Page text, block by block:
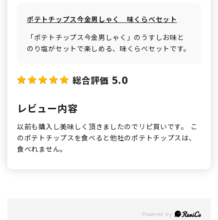
ポテトチップス今金男しゃく 味くらべセット
「ポテトチップス今金男しゃく」のうすしお味と
のり塩がセットで楽しめる、味くらべセットです。
総合評価 5.0
レビュー内容
以前も購入し美味しく頂きましたのでリピ買いです。 こ
のポテトチップスを食べると他社のポテトチップスは、
食べれません。
Powered by